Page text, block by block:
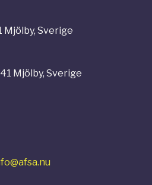
Mjölby, Sverige
Mjölby, Sverige